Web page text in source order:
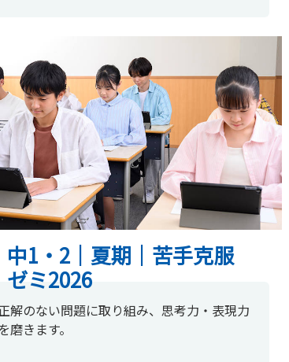
中1・2｜夏期｜苦手克服
ゼミ2026
解のない問題に取り組み、思考力・表現力
磨きます。